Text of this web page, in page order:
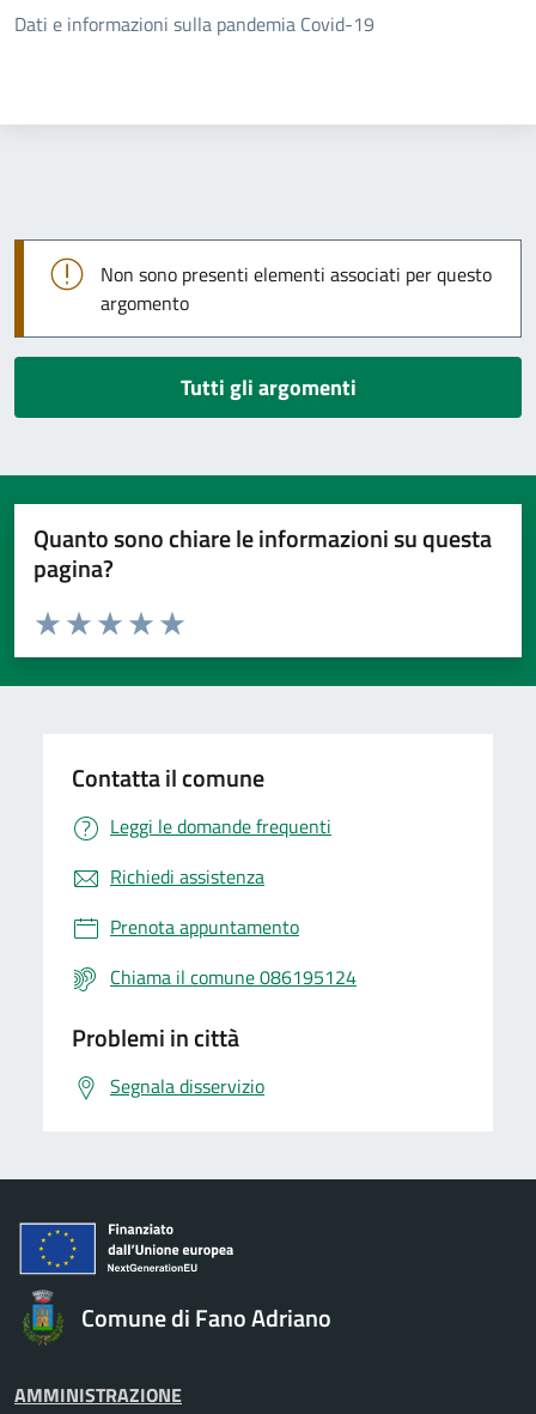
Dettagli della notizia
Dati e informazioni sulla pandemia Covid-19
Non sono presenti elementi associati per questo
argomento
Tutti gli argomenti
Quanto sono chiare le informazioni su questa
pagina?
Valuta da 1 a 5 stelle la pagina
Valuta 5 stelle su 5
Valuta 4 stelle su 5
Valuta 3 stelle su 5
Valuta 2 stelle su 5
Valuta 1 stelle su 5
Contatta il comune
Leggi le domande frequenti
Richiedi assistenza
Prenota appuntamento
Chiama il comune 086195124
Problemi in città
Segnala disservizio
Comune di Fano Adriano
AMMINISTRAZIONE